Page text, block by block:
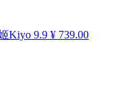
Kiyo 9.9 ¥ 739.00